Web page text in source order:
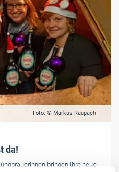
Foto: © Markus Raupach
da!
bringen ihre neue